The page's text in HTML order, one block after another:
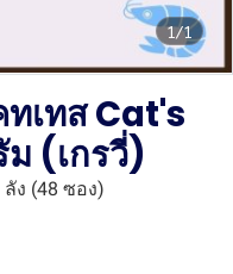
1/1
เทส Cat's
(เกรวี่)
ง (48 ซอง)